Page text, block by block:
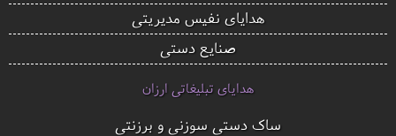
هدایای نفیس مدیریتی
صنایع دستی
هدایای تبلیغاتی ارزان
ساک دستی سوزنی و برزنتی